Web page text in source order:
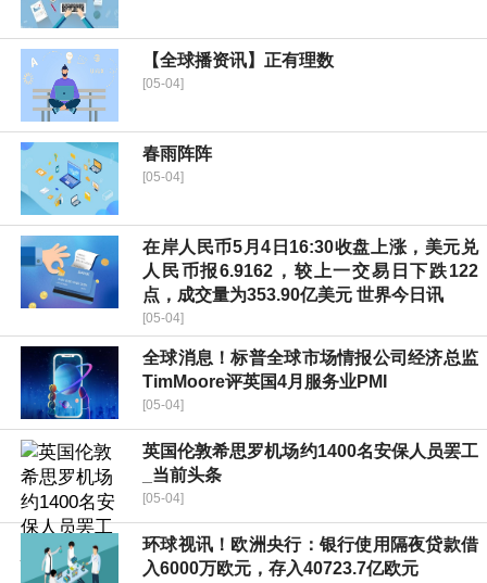
【全球播资讯】正有理数
[05-04]
春雨阵阵
[05-04]
在岸人民币5月4日16:30收盘上涨，美元兑
人民币报6.9162，较上一交易日下跌122
点，成交量为353.90亿美元 世界今日讯
[05-04]
全球消息！标普全球市场情报公司经济总监
TimMoore评英国4月服务业PMI
[05-04]
英国伦敦希思罗机场约1400名安保人员罢工
_当前头条
[05-04]
环球视讯！欧洲央行：银行使用隔夜贷款借
入6000万欧元，存入40723.7亿欧元